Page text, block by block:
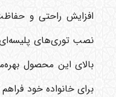
افزایش راحتی و
نصب توری‌های پلیسه‌ای
بالای این محصول
برای خانواده خود